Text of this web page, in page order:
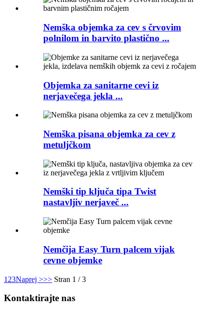
Nemška objemka za cev s črvovim
polnilom in barvito plastično ...
Objemka za sanitarne cevi iz
nerjavečega jekla ...
Nemška pisana objemka za cev z
metuljčkom
Nemški tip ključa tipa Twist
nastavljiv nerjaveč ...
Nemčija Easy Turn palcem vijak
cevne objemke
1 23Naprej >>> Stran 1 / 3
Kontaktirajte nas